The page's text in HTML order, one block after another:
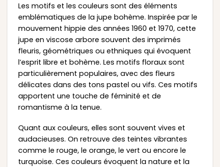
Les motifs et les couleurs sont des éléments
emblématiques de la jupe bohème. Inspirée par le
mouvement hippie des années 1960 et 1970, cette
jupe en viscose arbore souvent des imprimés
fleuris, géométriques ou ethniques qui évoquent
l’esprit libre et bohème. Les motifs floraux sont
particulièrement populaires, avec des fleurs
délicates dans des tons pastel ou vifs. Ces motifs
apportent une touche de féminité et de
romantisme à la tenue.
Quant aux couleurs, elles sont souvent vives et
audacieuses. On retrouve des teintes vibrantes
comme le rouge, le orange, le vert ou encore le
turquoise. Ces couleurs évoquent la nature et la